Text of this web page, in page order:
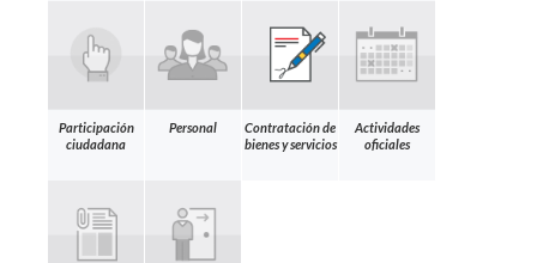
Participación
ciudadana
Personal
Contratación de
bienes y servicios
Actividades
oficiales